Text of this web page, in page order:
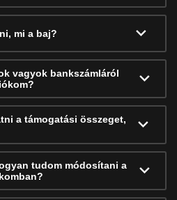
mi a baj?
vagyok bankszámláról
a támogatási összeget,
tudom módosítani a